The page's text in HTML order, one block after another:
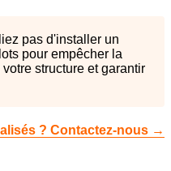
pas d'installer un
pour empêcher la
structure et garantir
? Contactez-nous →